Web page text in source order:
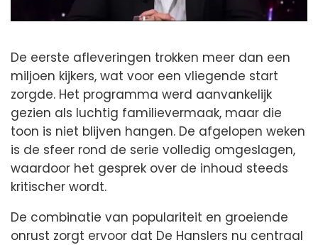
De eerste afleveringen trokken meer dan een
miljoen kijkers, wat voor een vliegende start
zorgde. Het programma werd aanvankelijk
gezien als luchtig familievermaak, maar die
toon is niet blijven hangen. De afgelopen weken
is de sfeer rond de serie volledig omgeslagen,
waardoor het gesprek over de inhoud steeds
kritischer wordt.
De combinatie van populariteit en groeiende
onrust zorgt ervoor dat De Hanslers nu centraal